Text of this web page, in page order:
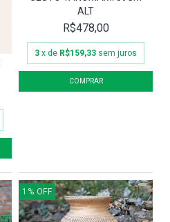
ALT
R$478,00
3 x de R$159,33 sem juros
1 % OFF